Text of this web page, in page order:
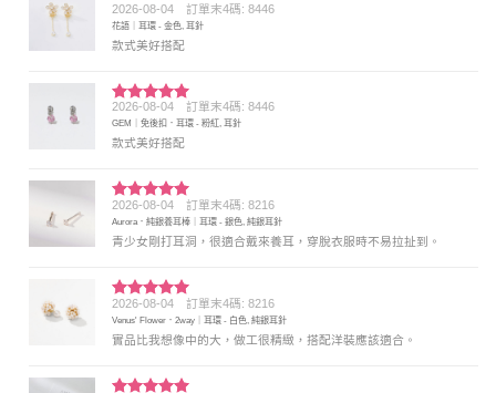
評分5 滿
分 5
2026-08-04 訂單末4碼: 8446
花語｜耳環 - 金色, 耳針
款式美好搭配
評分5 滿
分 5
2026-08-04 訂單末4碼: 8446
GEM｜免後扣．耳環 - 粉紅, 耳針
款式美好搭配
評分5 滿
分 5
2026-08-04 訂單末4碼: 8216
Aurora．純銀養耳棒｜耳環 - 銀色, 純銀耳針
青少女剛打耳洞，很適合戴來養耳，穿脫衣服時不易拉扯到。
評分5 滿
分 5
2026-08-04 訂單末4碼: 8216
Venus' Flower．2way｜耳環 - 白色, 純銀耳針
實品比我想像中的大，做工很精緻，搭配洋裝應該適合。